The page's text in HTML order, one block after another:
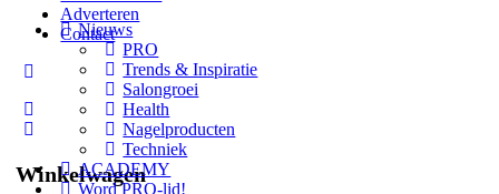
Adverteren
Contact
options
Winkelwagen
Nieuws
PRO
Trends & Inspiratie
Salongroei
Health
Nagelproducten
Techniek
ACADEMY
Word PRO-lid!